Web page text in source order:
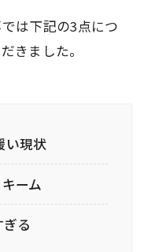
は下記の3点につ
きました。
い現状
ーム
る